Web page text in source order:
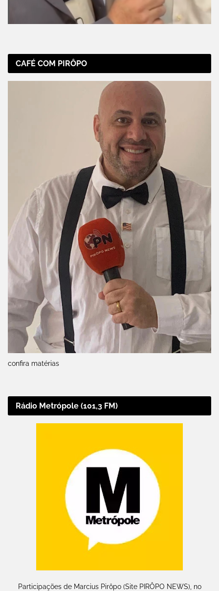
CAFÉ COM PIRÔPO
confira matérias
Rádio Metrópole (101,3 FM)
Participações de Marcius Pirôpo (Site PIRÔPO NEWS), no